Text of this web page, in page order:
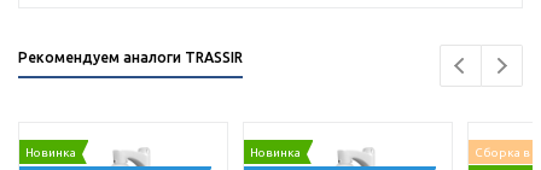
Рекомендуем аналоги TRASSIR
Новинка
Новинка
Сборка в